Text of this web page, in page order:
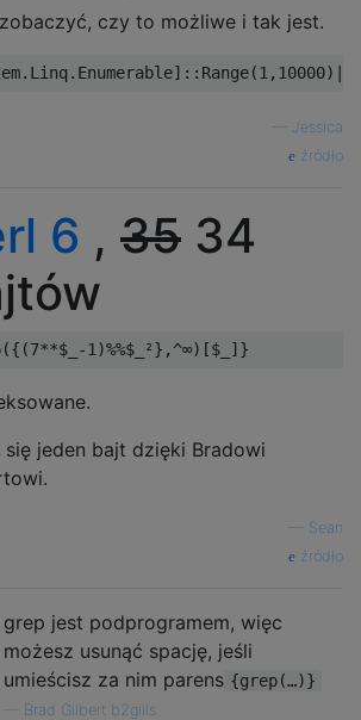
czy to możliwe i tak jest.
Jessica
źródło
6 , 35 34
się jeden bajt dzięki Bradowi
Sean
źródło
grep jest podprogramem, więc
możesz usunąć spację, jeśli
umieścisz za nim parens {grep(…)}
Brad Gilbert b2gills